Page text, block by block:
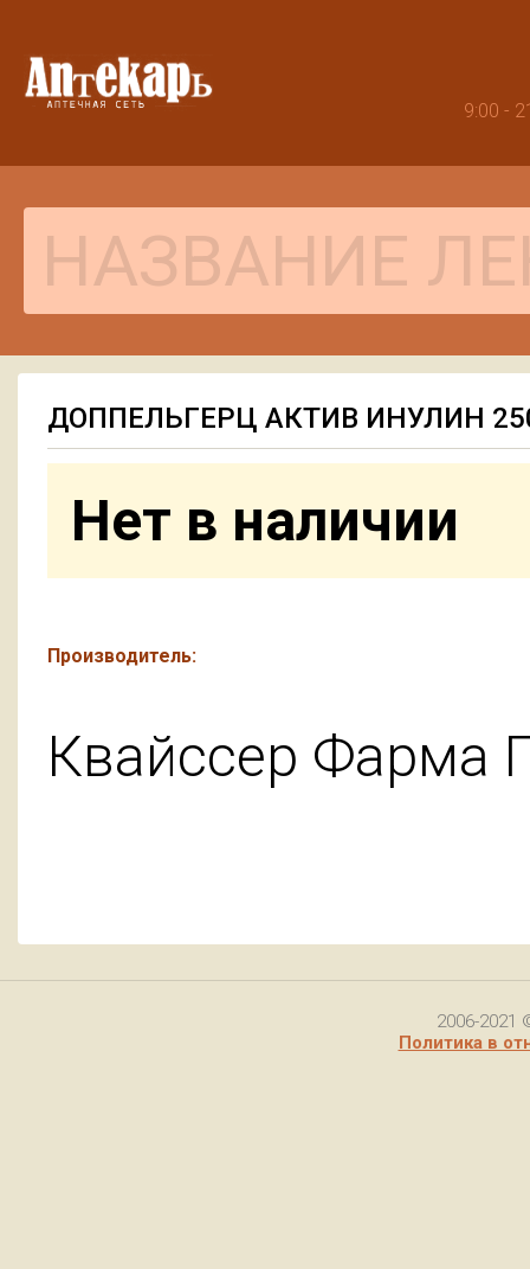
9:00 -
ДОППЕЛЬГЕРЦ АКТИВ ИНУЛИН
Нет в наличии
Производитель:
Квайссер Фарма
2006-2021
Политика в